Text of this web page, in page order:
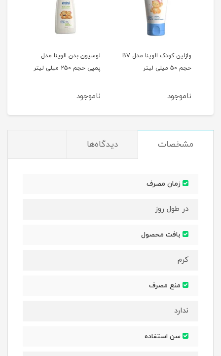
وازلین کودک الوینا مدل BV
حجم 50 میلی لیتر
ناموجود
لوسیون بدن الوینا مدل
پمپی حجم 250 میلی لیتر
ناموجود
مشخصات دیدگاه‌ها
زمان مصرف
در طول روز
بافت محصول
کرم
منع مصرف
ندارد
سن استفاده